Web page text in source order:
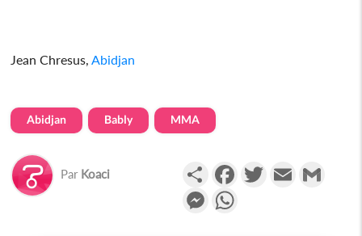
Jean Chresus, Abidjan
Abidjan Bably MMA
Par Koaci PartagerFacebookTwitterEmail
Messenger